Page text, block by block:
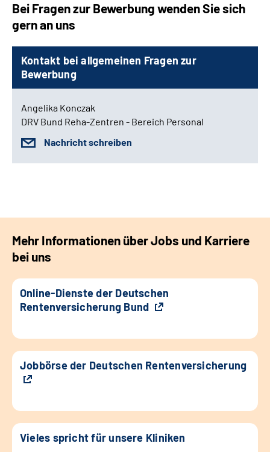
Bei Fragen zur Bewerbung wenden Sie sich
gern an uns
Kontakt bei allgemeinen Fragen zur
Bewerbung
Angelika Konczak
DRV Bund Reha-Zentren - Bereich Personal
Nachricht schreiben
Mehr Informationen über Jobs und Karriere
bei uns
Online-Dienste der Deutschen
Rentenversicherung Bund
Jobbörse der Deutschen Rentenversicherung
Vieles spricht für unsere Kliniken